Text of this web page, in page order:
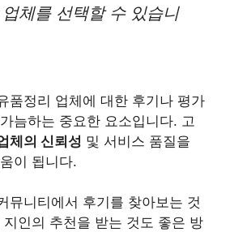
체를 선택할 수 있습니
품정리 업체에 대한 후기나 평가
늠하는 중요한 요소입니다. 고
체의 신뢰성 및 서비스 품질을
이 됩니다.
뮤니티에서 후기를 찾아보는 것
인의 추천을 받는 것도 좋은 방